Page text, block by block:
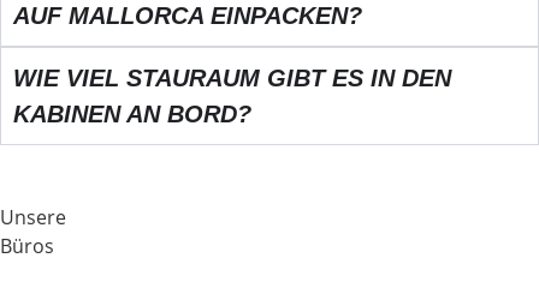
AUF MALLORCA EINPACKEN?
WIE VIEL STAURAUM GIBT ES IN DEN
KABINEN AN BORD?
Unsere
Büros